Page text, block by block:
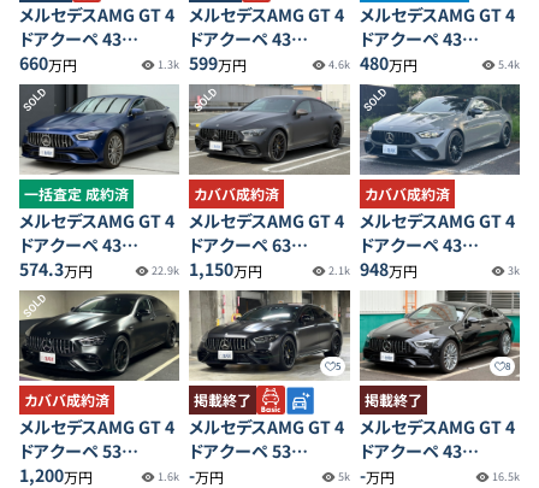
メルセデスAMG GT 4
ドアクーペ 43
4MATIC+
660万円 1.3k
メルセデスAMG GT 4
ドアクーペ 43
4MATIC+
599万円 4.6k
メルセデスAMG GT 4
ドアクーペ 43
4MATIC+
480万円 5.4k
SOLD
一括査定 成約済
メルセデスAMG GT 4
ドアクーペ 43
4MATIC+
574.3万円 22.9k
SOLD
カババ成約済
メルセデスAMG GT 4
ドアクーペ 63
4MATIC +
1,150万円 2.1k
SOLD
カババ成約済
メルセデスAMG GT 4
ドアクーペ 43
4MATIC+
948万円 3k
SOLD
カババ成約済
メルセデスAMG GT 4
ドアクーペ 53
4MATIC +
1,200万円 1.6k
5
掲載終了
メルセデスAMG GT 4
ドアクーペ 53
4MATIC +
-万円 5k
8
掲載終了
メルセデスAMG GT 4
ドアクーペ 43
4MATIC+
-万円 16.5k